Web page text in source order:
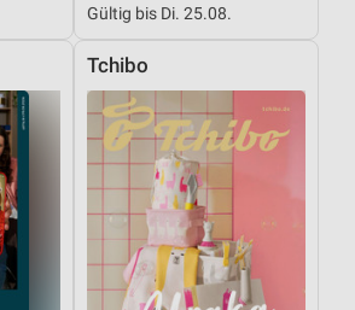
Gültig bis Di. 25.08.
Tchibo